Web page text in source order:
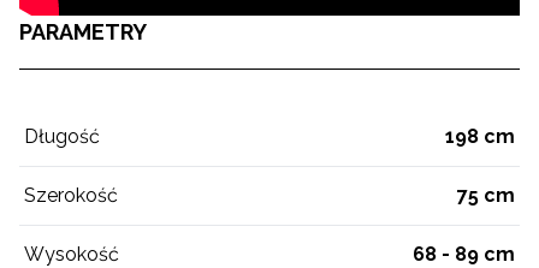
PARAMETRY
Długość 198 cm
Szerokość 75 cm
Wysokość 68 - 89 cm